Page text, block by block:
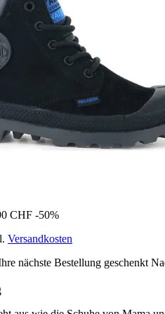
CHF -50%
Versandkosten
nächste Bestellung geschenkt